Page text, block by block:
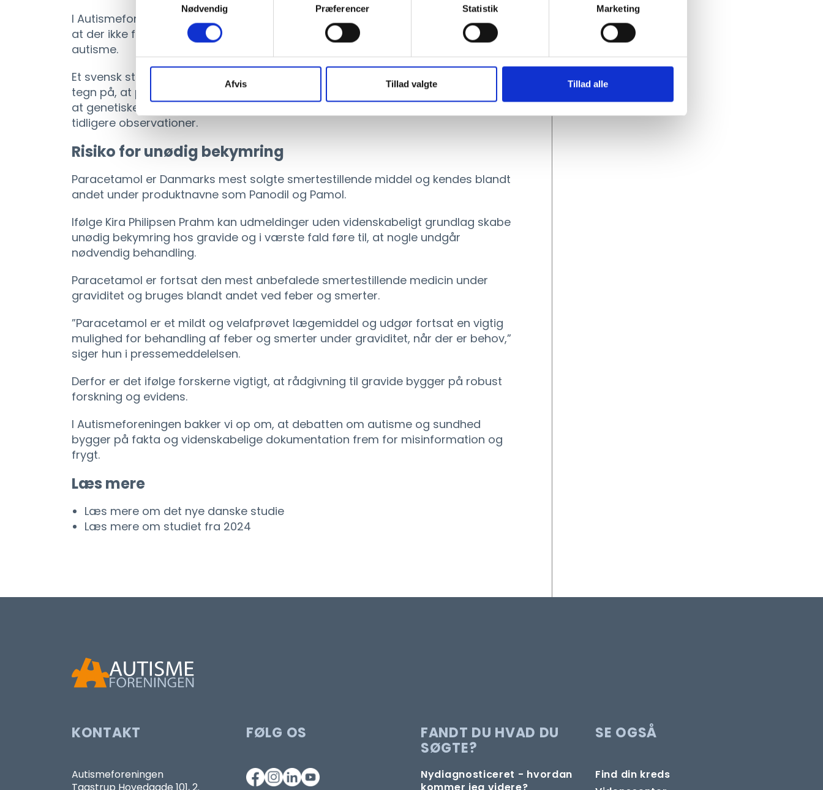
Nødvendig
Præferencer Statistik Marketing
Afvis Tillad valgte Tillad alle
I Autismeforeningen har vi tidligere taget afstand fra påstanden og understreget,
at der ikke findes dokumentation for en sammenhæng mellem paracetamol og
autisme.
Et svensk studie fra 2024 med næsten 2,5 millioner børn fandt ligeledes ingen
tegn på, at paracetamol forårsager autisme. Forskerne pegede blandt andet på,
at genetiske faktorer og underliggende forhold hos forældrene kan spille en rolle i
tidligere observationer.
Risiko for unødig bekymring
Paracetamol er Danmarks mest solgte smertestillende middel og kendes blandt
andet under produktnavne som Panodil og Pamol.
Ifølge Kira Philipsen Prahm kan udmeldinger uden videnskabeligt grundlag skabe
unødig bekymring hos gravide og i værste fald føre til, at nogle undgår
nødvendig behandling.
Paracetamol er fortsat den mest anbefalede smertestillende medicin under
graviditet og bruges blandt andet ved feber og smerter.
”Paracetamol er et mildt og velafprøvet lægemiddel og udgør fortsat en vigtig
mulighed for behandling af feber og smerter under graviditet, når der er behov,”
siger hun i pressemeddelelsen.
Derfor er det ifølge forskerne vigtigt, at rådgivning til gravide bygger på robust
forskning og evidens.
I Autismeforeningen bakker vi op om, at debatten om autisme og sundhed
bygger på fakta og videnskabelige dokumentation frem for misinformation og
frygt.
Læs mere
Læs mere om det nye danske studie
Læs mere om studiet fra 2024
KONTAKT
Autismeforeningen
FØLG OS
FANDT DU HVAD DU
SØGTE?
Nydiagnosticeret - hvordan
SE OGSÅ
Find din kreds